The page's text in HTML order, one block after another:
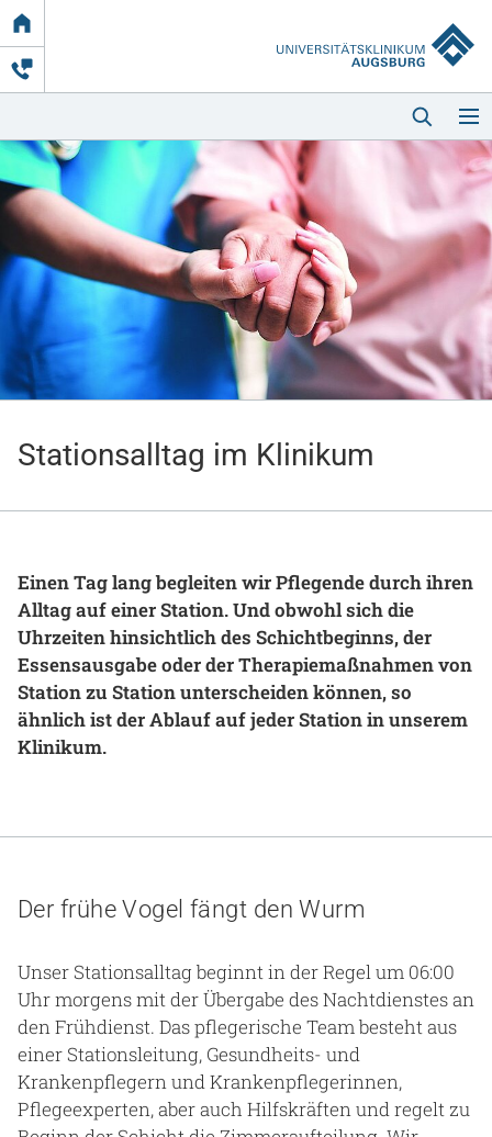
Link
zur
Startseite
Startseite
Kliniken & Einrichtungen
Beruf & Karriere
Notaufnahme
Stationsalltag im Klinikum
Einen Tag lang begleiten wir Pflegende durch ihren
Alltag auf einer Station. Und obwohl sich die
Uhrzeiten hinsichtlich des Schichtbeginns, der
Essensausgabe oder der Therapiemaßnahmen von
Station zu Station unterscheiden können, so
ähnlich ist der Ablauf auf jeder Station in unserem
Klinikum.
Der frühe Vogel fängt den Wurm
Unser Stationsalltag beginnt in der Regel um 06:00
Uhr morgens mit der Übergabe des Nachtdienstes an
den Frühdienst. Das pflegerische Team besteht aus
einer Stationsleitung, Gesundheits- und
Krankenpflegern und Krankenpflegerinnen,
Pflegeexperten, aber auch Hilfskräften und regelt zu